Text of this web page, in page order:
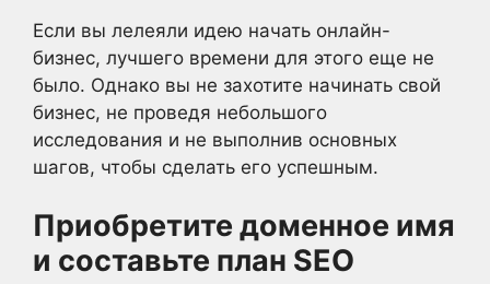
Если вы лелеяли идею начать онлайн-
бизнес, лучшего времени для этого еще не
было. Однако вы не захотите начинать свой
бизнес, не проведя небольшого
исследования и не выполнив основных
шагов, чтобы сделать его успешным.
Приобретите доменное имя
и составьте план SEO